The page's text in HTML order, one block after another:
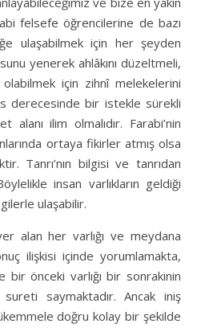
felsefe öğrencilerine de bazı
ulaşabilmek için her şeyden
yenerek ahlâkını düzeltmeli,
için zihnî melekelerini
derecesinde bir istekle sürekli
alanı ilim olmalıdır. Farabi’nin
ortaya fikirler atmış olsa
Tanrı’nın bilgisi ve tanrıdan
insan varlıkların geldiği
ulaşabilir.
alan her varlığı ve meydana
ilişkisi içinde yorumlamakta,
bir önceki varlığı bir sonrakinin
saymaktadır. Ancak iniş
doğru kolay bir şekilde